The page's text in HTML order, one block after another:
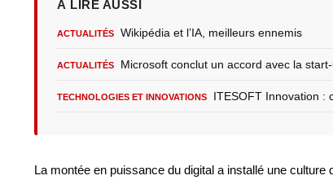
À LIRE AUSSI
ACTUALITÉS Wikipédia et l’IA, meilleurs ennemis
ACTUALITÉS Microsoft conclut un accord avec la
TECHNOLOGIES ET INNOVATIONS ITESOFT Innovation :
La montée en puissance du digital a installé une